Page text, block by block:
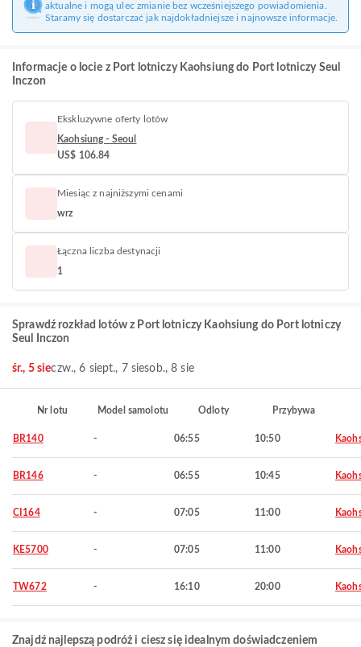
aktualne i mogą ulec zmianie bez wcześniejszego powiadomienia.
Staramy się dostarczać jak najdokładniejsze i najnowsze informacje.
Informacje o locie z Port lotniczy Kaohsiung do Port lotniczy Seul
Inczon
Ekskluzywne oferty lotów
Kaohsiung - Seoul
US$ 106.84
Miesiąc z najniższymi cenami
wrz
Łączna liczba destynacji
1
Sprawdź rozkład lotów z Port lotniczy Kaohsiung do Port lotniczy
Seul Inczon
śr., 5 sieczw., 6 siept., 7 siesob., 8 sie
Nr lotu Model samolotu Odloty Przybywa
BR140 - 06:55 10:50
BR146 - 06:55 10:45
CI164 - 07:05 11:00
KE5700 - 07:05 11:00
TW672 - 16:10 20:00
Znajdź najlepszą podróż i ciesz się idealnym doświadczeniem